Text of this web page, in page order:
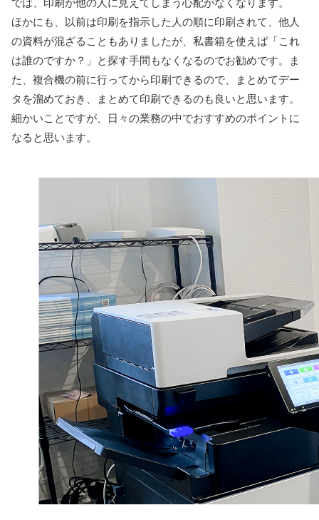
では、印刷が他の人に見えてしまう心配がなくなります。
ほかにも、以前は印刷を指示した人の順に印刷されて、他人
の資料が混ざることもありましたが、私書箱を使えば「これ
は誰のですか？」と探す手間もなくなるのでお勧めです。ま
た、複合機の前に行ってから印刷できるので、まとめてデー
タを溜めておき、まとめて印刷できるのも良いと思います。
細かいことですが、日々の業務の中でおすすめのポイントに
なると思います。